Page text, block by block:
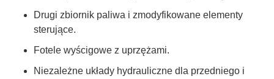
Drugi zbiornik paliwa i zmodyfikowane elementy
sterujące.
Fotele wyścigowe z uprzężami.
Niezależne układy hydrauliczne dla przedniego i